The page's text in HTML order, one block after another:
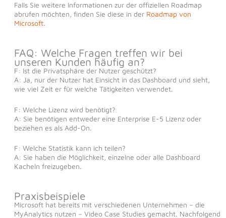
Falls Sie weitere Informationen zur der offiziellen Roadmap
abrufen möchten, finden Sie diese in der Roadmap von
Microsoft.
FAQ: Welche Fragen treffen wir bei
unseren Kunden häufig an?
F: Ist die Privatsphäre der Nutzer geschützt?
A: Ja, nur der Nutzer hat Einsicht in das Dashboard und sieht,
wie viel Zeit er für welche Tätigkeiten verwendet.
F: Welche Lizenz wird benötigt?
A: Sie benötigen entweder eine Enterprise E-5 Lizenz oder
beziehen es als Add-On.
F: Welche Statistik kann ich teilen?
A: Sie haben die Möglichkeit, einzelne oder alle Dashboard
Kacheln freizugeben.
Praxisbeispiele
Microsoft hat bereits mit verschiedenen Unternehmen – die
MyAnalytics nutzen – Video Case Studies gemacht. Nachfolgend